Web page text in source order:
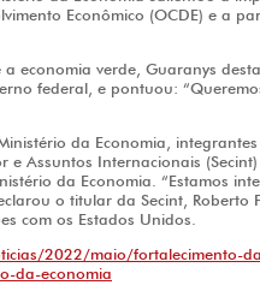
Econômico (OCDE) e a
economia verde, Guaranys
federal, e pontuou:
da Economia,
e Assuntos Internacionais
da Economia. “Estamos
o titular da Secint, Roberto
com os Estados Unidos.
2022/maio/fortalecimento-
da-economia